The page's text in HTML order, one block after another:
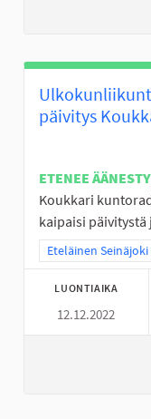
päivitys
ETENEE
Koukkari
kaipaisi päivitystä
Rajaa tulokset
Eteläinen Seinäjoki
LUONTIAIKA
12.12.2022